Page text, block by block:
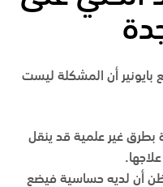
أن المشكلة ليست
بطرق غير علمية قد ينقل
أن لديه حساسية فيضع